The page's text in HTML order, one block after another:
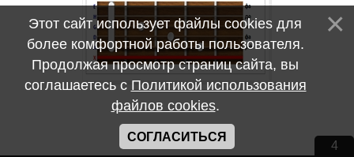
Этот сайт использует файлы cookies для
более комфортной работы пользователя.
Продолжая просмотр страниц сайта, вы
соглашаетесь с Политикой использования
файлов cookies.
СОГЛАСИТЬСЯ
4